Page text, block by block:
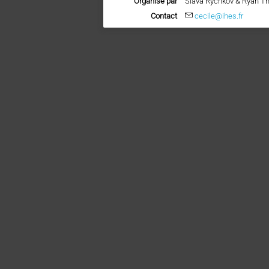
Contact
cecile@ihes.fr